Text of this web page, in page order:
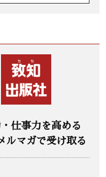
仕事力を高める
ルマガで受け取る